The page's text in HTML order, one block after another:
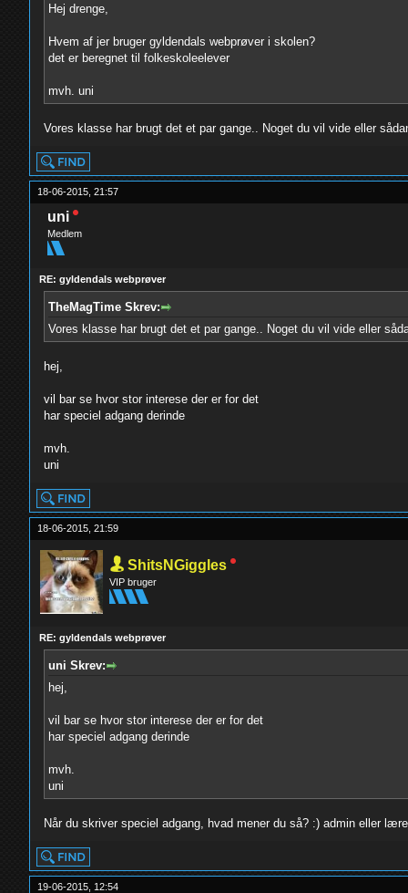
Hej drenge,
Hvem af jer bruger gyldendals webprøver i skolen?
det er beregnet til folkeskoleelever
mvh. uni
Vores klasse har brugt det et par gange.. Noget du vil vide eller
18-06-2015, 21:57
uni
Medlem
RE: gyldendals webprøver
TheMagTime Skrev:
Vores klasse har brugt det et par gange.. Noget du vil vide eller
hej,
vil bar se hvor stor interese der er for det
har speciel adgang derinde
mvh.
uni
18-06-2015, 21:59
ShitsNGiggles
VIP bruger
RE: gyldendals webprøver
uni Skrev:
hej,
vil bar se hvor stor interese der er for det
har speciel adgang derinde
mvh.
uni
Når du skriver speciel adgang, hvad mener du så? :) admin eller
19-06-2015, 12:54